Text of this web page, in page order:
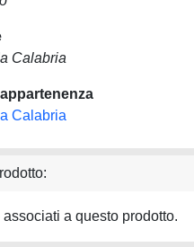
Calabria
Calabria
a questo prodotto.